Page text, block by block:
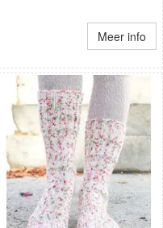
Meer info